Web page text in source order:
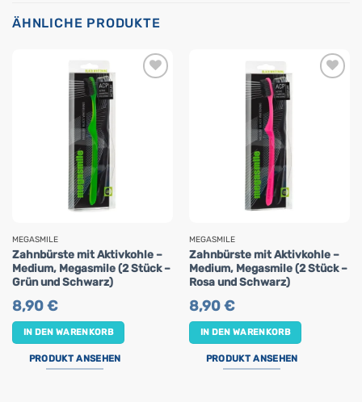
ÄHNLICHE PRODUKTE
MEGASMILE
Zahnbürste mit Aktivkohle –
Medium, Megasmile (2 Stück –
Grün und Schwarz)
8,90€
IN DEN WARENKORB
PRODUKT ANSEHEN
MEGASMILE
Zahnbürste mit Aktivkohle –
Medium, Megasmile (2 Stück –
Rosa und Schwarz)
8,90€
IN DEN WARENKORB
PRODUKT ANSEHEN